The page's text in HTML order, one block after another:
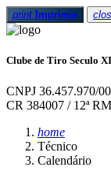
print Imprimir
Clube de Tiro Seculo
CNPJ 36.457.970/
CR 384007 / 12ª RM
home
Técnico
Calendário